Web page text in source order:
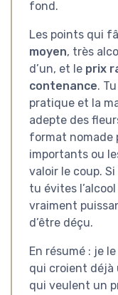
fond.
Les points qui
moyen, très
d’un, et le prix
contenance.
pratique et la
adepte des
format nomade
importants ou
valoir le coup.
tu évites
vraiment
d’être déçu.
En résumé : je
qui croient déjà
qui veulent un